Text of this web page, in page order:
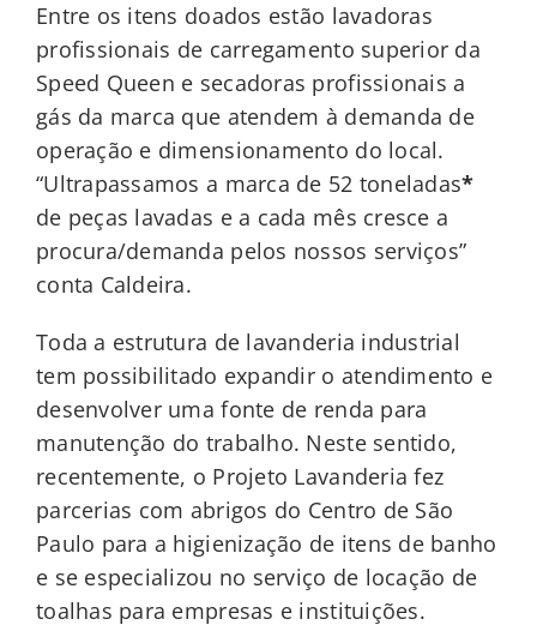
Entre os itens doados estão lavadoras
profissionais de carregamento superior da
Speed Queen e secadoras profissionais a
gás da marca que atendem à demanda de
operação e dimensionamento do local.
“Ultrapassamos a marca de 52 toneladas*
de peças lavadas e a cada mês cresce a
procura/demanda pelos nossos serviços”
conta Caldeira.
Toda a estrutura de lavanderia industrial
tem possibilitado expandir o atendimento e
desenvolver uma fonte de renda para
manutenção do trabalho. Neste sentido,
recentemente, o Projeto Lavanderia fez
parcerias com abrigos do Centro de São
Paulo para a higienização de itens de banho
e se especializou no serviço de locação de
toalhas para empresas e instituições.